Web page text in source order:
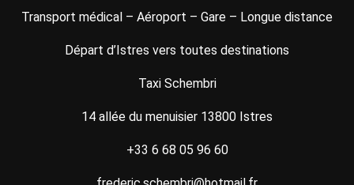
Transport médical – Aéroport – Gare – Longue distance
Départ d’Istres vers toutes destinations
Taxi Schembri
14 allée du menuisier 13800 Istres
+33 6 68 05 96 60